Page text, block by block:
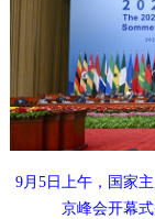
9月5日上午，国家
京峰会开幕